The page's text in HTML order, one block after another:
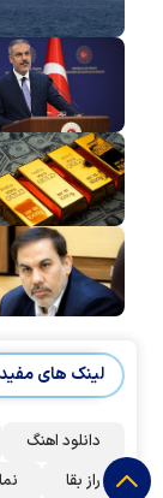
لینک های مفید
دانلود اهنگ
راز بقا